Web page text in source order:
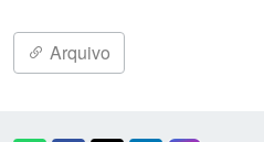
Arquivo